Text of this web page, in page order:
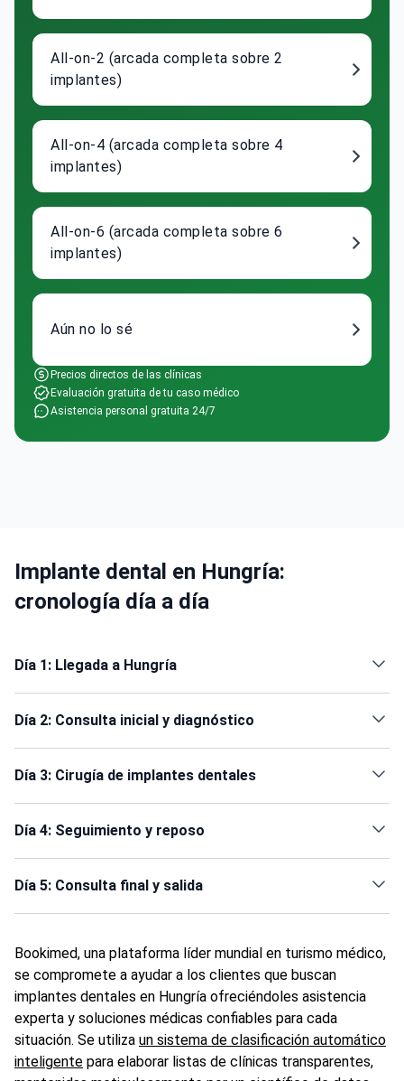
All-on-2 (arcada completa sobre 2
implantes)
All-on-4 (arcada completa sobre 4
implantes)
All-on-6 (arcada completa sobre 6
implantes)
Aún no lo sé
Precios directos de las clínicas
Evaluación gratuita de tu caso médico
Asistencia personal gratuita 24/7
Implante dental en Hungría:
cronología día a día
Día 1: Llegada a Hungría
Día 2: Consulta inicial y diagnóstico
Día 3: Cirugía de implantes dentales
Día 4: Seguimiento y reposo
Día 5: Consulta final y salida
Bookimed, una plataforma líder mundial en turismo médico,
se compromete a ayudar a los clientes que buscan
implantes dentales en Hungría ofreciéndoles asistencia
experta y soluciones médicas confiables para cada
situación. Se utiliza un sistema de clasificación automático
inteligente para elaborar listas de clínicas transparentes,